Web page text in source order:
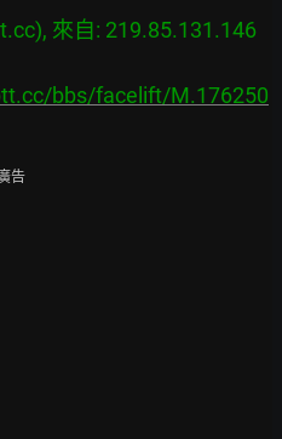
來自: 219.85.131.146
bbs/facelift/M.176250
告